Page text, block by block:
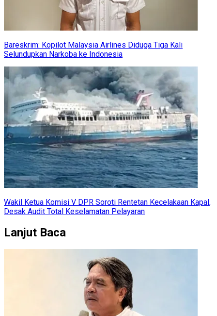
Bareskrim: Kopilot Malaysia Airlines Diduga Tiga Kali
Selundupkan Narkoba ke Indonesia
Wakil Ketua Komisi V DPR Soroti Rentetan Kecelakaan Kapal,
Desak Audit Total Keselamatan Pelayaran
Lanjut Baca